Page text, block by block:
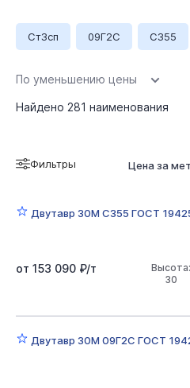
Ст3сп 09Г2С С355
Широкополочный
55 60 Б1
Двутавр М Двутавр Ш2
По уменьшению цены
Найдено 281 наименования
Фильтры Цена за
Двутавр 30М С355 ГОСТ
Высота:
30
от 153 090 ₽/т
Двутавр 30М 09Г2С ГОСТ